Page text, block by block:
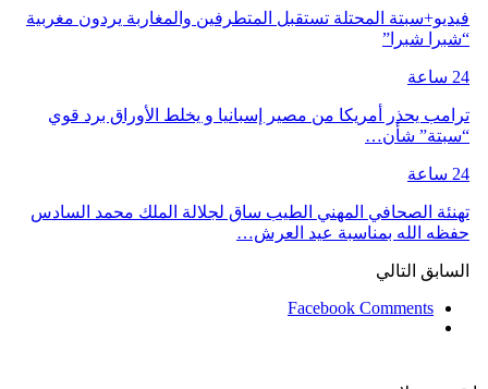
فيديو+سبتة المحتلة تستقبل المتطرفين والمغاربة يردون مغربية
“شبرا شبرا”
24 ساعة
ترامب يحذر أمريكا من مصير إسبانيا و يخلط الأوراق برد قوي
“سبتة” شأن…
24 ساعة
تهنئة الصحافي المهني الطيب ساق لجلالة الملك محمد السادس
حفظه الله بمناسبة عيد العرش…
السابق التالي
Facebook Comments